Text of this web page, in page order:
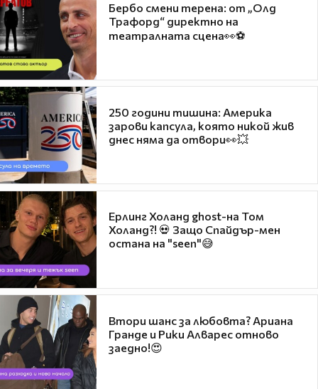
Бербо смени терена: от „Олд
Трафорд“ директно на
театралната сцена👀⚽
250 години тишина: Америка
зарови капсула, която никой жив
днес няма да отвори👀💥
Ерлинг Холанд ghost-на Том
Холанд?! 💀 Защо Спайдър-мен
остана на "seen"😅
Втори шанс за любовта? Ариана
Гранде и Рики Алварес отново
заедно!😍